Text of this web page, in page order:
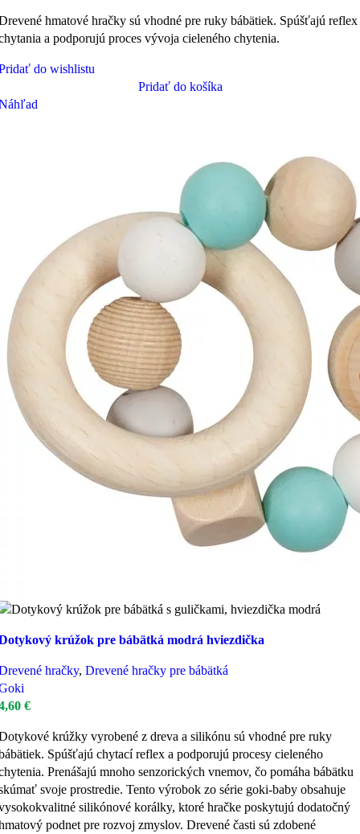
hmatové hračky sú vhodné pre ruky bábätiek. Spúšťajú reflex
a podporujú proces vývoja cieleného chytenia.
do wishlistu
Pridať do košíka
krúžok pre bábätká modrá hviezdička
hračky, Drevené hračky pre bábätká
€
krúžky vyrobené z dreva a silikónu sú vhodné pre ruky
Spúšťajú chytací reflex a podporujú procesy cieleného
Prenášajú mnoho senzorických vnemov, čo pomáha bábätku
svoje prostredie. Tento výrobok zo série goki-baby obsahuje
silikónové korálky, ktoré hračke poskytujú dodatočný
podnet pre rozvoj zmyslov. Drevené časti sú zdobené